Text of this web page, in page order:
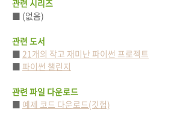
관련 시리즈
■ (없음)
관련 도서
■ 21개의 작고 재미난 파이썬 프로젝트
■ 파이썬 챌린지
관련 파일 다운로드
■ 예제 코드 다운로드(깃헙)